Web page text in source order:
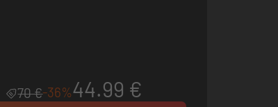
70 €-36%44.99 €